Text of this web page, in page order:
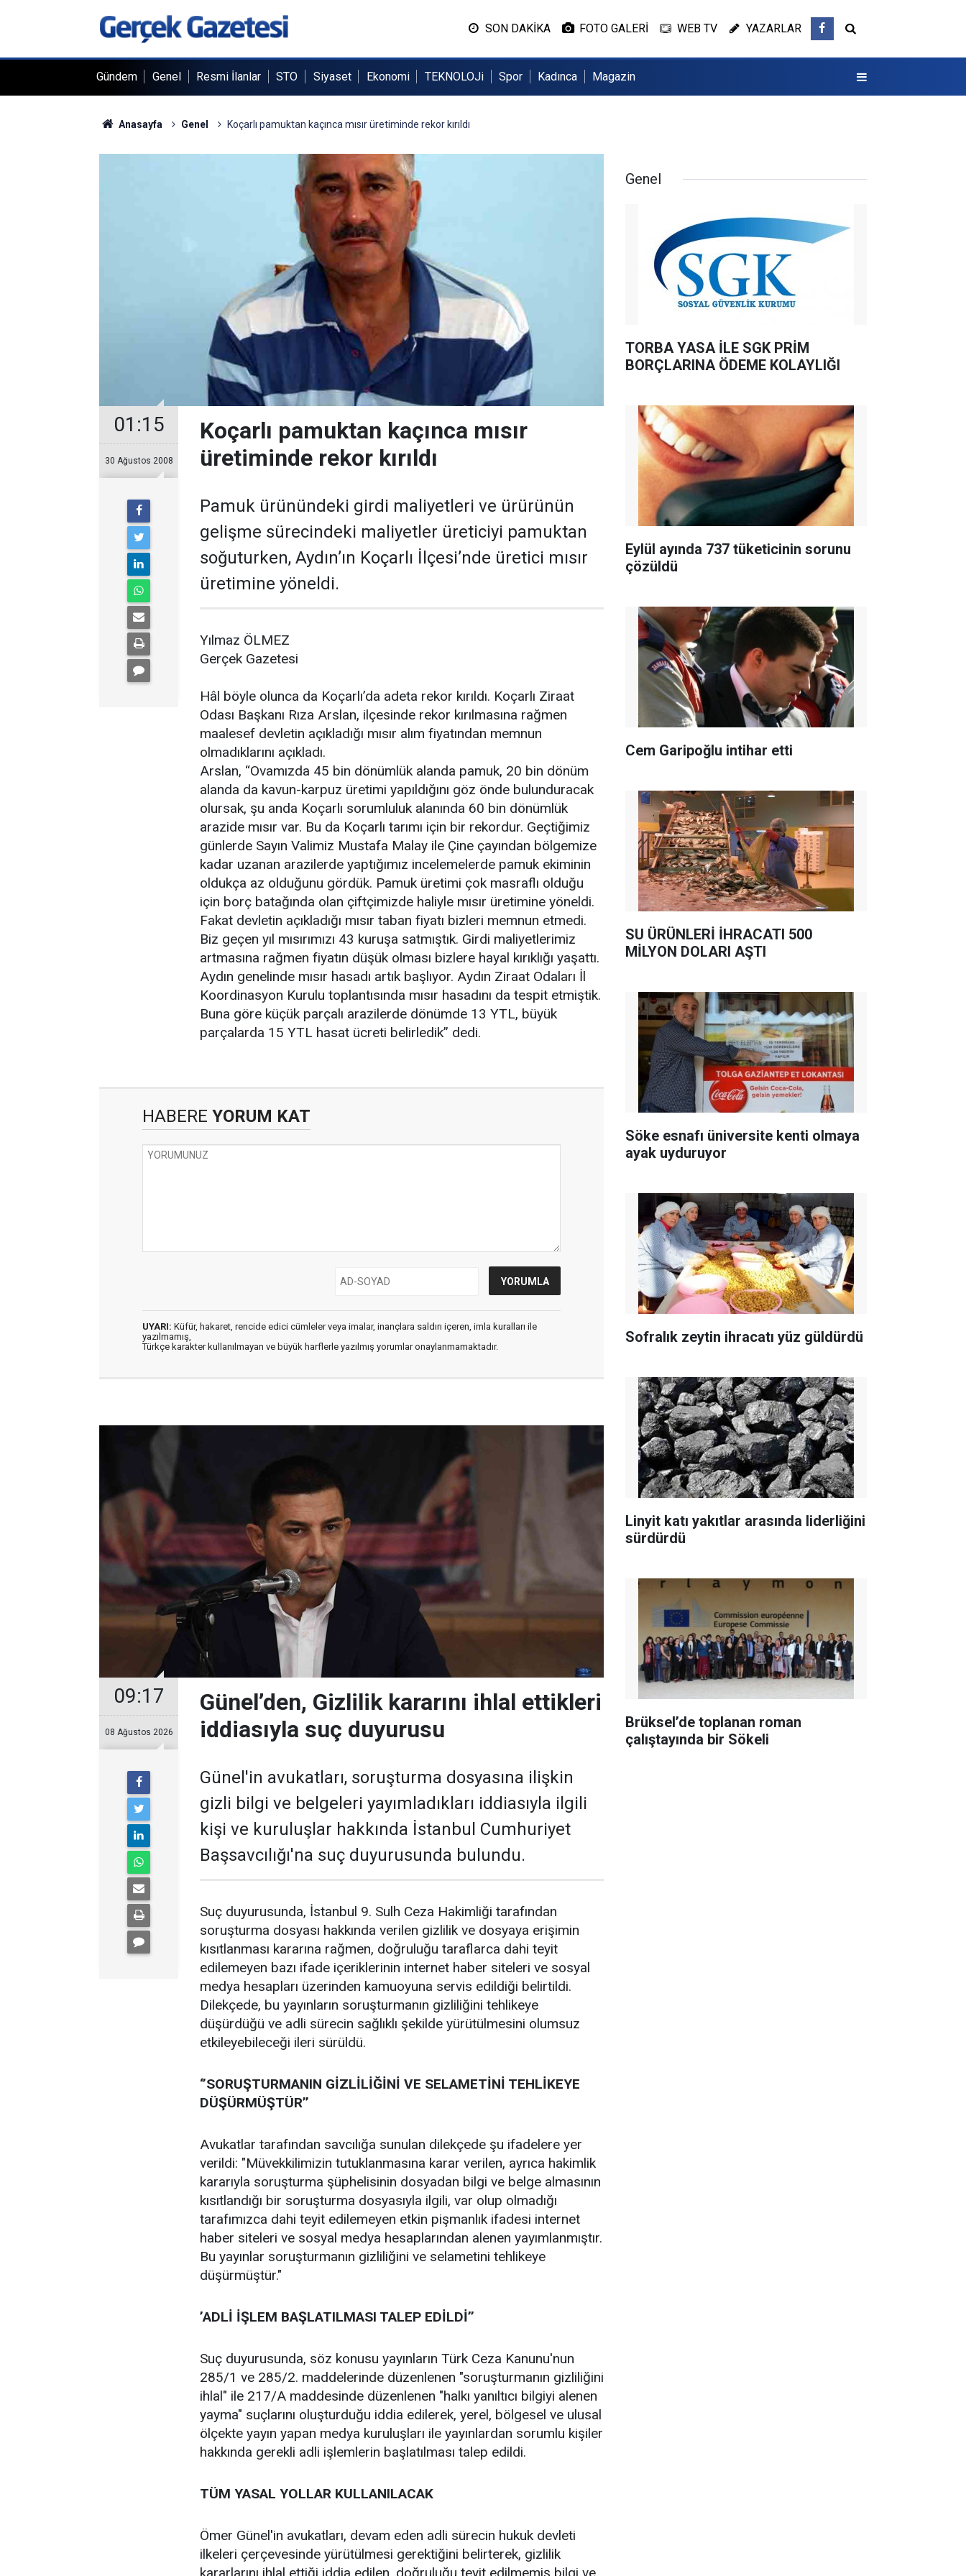
SON DAKİKA FOTO GALERİ WEB TV YAZARLAR
Gündem Genel Resmi İlanlar STO Siyaset Ekonomi TEKNOLOJi Spor Kadınca Magazin
Anasayfa Genel Koçarlı pamuktan kaçınca mısır üretiminde rekor kırıldı
01:15
30 Ağustos 2008
Koçarlı pamuktan kaçınca mısır
üretiminde rekor kırıldı
Pamuk ürünündeki girdi maliyetleri ve ürürünün
gelişme sürecindeki maliyetler üreticiyi pamuktan
soğuturken, Aydın’ın Koçarlı İlçesi’nde üretici mısır
üretimine yöneldi.
Yılmaz ÖLMEZ
Gerçek Gazetesi
Hâl böyle olunca da Koçarlı’da adeta rekor kırıldı. Koçarlı Ziraat
Odası Başkanı Rıza Arslan, ilçesinde rekor kırılmasına rağmen
maalesef devletin açıkladığı mısır alım fiyatından memnun
olmadıklarını açıkladı.
Arslan, “Ovamızda 45 bin dönümlük alanda pamuk, 20 bin dönüm
alanda da kavun-karpuz üretimi yapıldığını göz önde bulunduracak
olursak, şu anda Koçarlı sorumluluk alanında 60 bin dönümlük
arazide mısır var. Bu da Koçarlı tarımı için bir rekordur. Geçtiğimiz
günlerde Sayın Valimiz Mustafa Malay ile Çine çayından bölgemize
kadar uzanan arazilerde yaptığımız incelemelerde pamuk ekiminin
oldukça az olduğunu gördük. Pamuk üretimi çok masraflı olduğu
için borç batağında olan çiftçimizde haliyle mısır üretimine yöneldi.
Fakat devletin açıkladığı mısır taban fiyatı bizleri memnun etmedi.
Biz geçen yıl mısırımızı 43 kuruşa satmıştık. Girdi maliyetlerimiz
artmasına rağmen fiyatın düşük olması bizlere hayal kırıklığı yaşattı.
Aydın genelinde mısır hasadı artık başlıyor. Aydın Ziraat Odaları İl
Koordinasyon Kurulu toplantısında mısır hasadını da tespit etmiştik.
Buna göre küçük parçalı arazilerde dönümde 13 YTL, büyük
parçalarda 15 YTL hasat ücreti belirledik” dedi.
HABERE YORUM KAT
UYARI: Küfür, hakaret, rencide edici cümleler veya imalar, inançlara saldırı içeren, imla kuralları ile
yazılmamış,
Türkçe karakter kullanılmayan ve büyük harflerle yazılmış yorumlar onaylanmamaktadır.
09:17
08 Ağustos 2026
Günel’den, Gizlilik kararını ihlal ettikleri
iddiasıyla suç duyurusu
Günel'in avukatları, soruşturma dosyasına ilişkin
gizli bilgi ve belgeleri yayımladıkları iddiasıyla ilgili
kişi ve kuruluşlar hakkında İstanbul Cumhuriyet
Başsavcılığı'na suç duyurusunda bulundu.
Suç duyurusunda, İstanbul 9. Sulh Ceza Hakimliği tarafından
soruşturma dosyası hakkında verilen gizlilik ve dosyaya erişimin
kısıtlanması kararına rağmen, doğruluğu taraflarca dahi teyit
edilemeyen bazı ifade içeriklerinin internet haber siteleri ve sosyal
medya hesapları üzerinden kamuoyuna servis edildiği belirtildi.
Dilekçede, bu yayınların soruşturmanın gizliliğini tehlikeye
düşürdüğü ve adli sürecin sağlıklı şekilde yürütülmesini olumsuz
etkileyebileceği ileri sürüldü.
‘’SORUŞTURMANIN GİZLİLİĞİNİ VE SELAMETİNİ TEHLİKEYE
DÜŞÜRMÜŞTÜR’’
Avukatlar tarafından savcılığa sunulan dilekçede şu ifadelere yer
verildi: "Müvekkilimizin tutuklanmasına karar verilen, ayrıca hakimlik
kararıyla soruşturma şüphelisinin dosyadan bilgi ve belge almasının
kısıtlandığı bir soruşturma dosyasıyla ilgili, var olup olmadığı
tarafımızca dahi teyit edilemeyen etkin pişmanlık ifadesi internet
haber siteleri ve sosyal medya hesaplarından alenen yayımlanmıştır.
Bu yayınlar soruşturmanın gizliliğini ve selametini tehlikeye
düşürmüştür."
’ADLİ İŞLEM BAŞLATILMASI TALEP EDİLDİ’’
Suç duyurusunda, söz konusu yayınların Türk Ceza Kanunu'nun
285/1 ve 285/2. maddelerinde düzenlenen "soruşturmanın gizliliğini
ihlal" ile 217/A maddesinde düzenlenen "halkı yanıltıcı bilgiyi alenen
yayma" suçlarını oluşturduğu iddia edilerek, yerel, bölgesel ve ulusal
ölçekte yayın yapan medya kuruluşları ile yayınlardan sorumlu kişiler
hakkında gerekli adli işlemlerin başlatılması talep edildi.
TÜM YASAL YOLLAR KULLANILACAK
Ömer Günel'in avukatları, devam eden adli sürecin hukuk devleti
ilkeleri çerçevesinde yürütülmesi gerektiğini belirterek, gizlilik
Genel
TORBA YASA İLE SGK PRİM
BORÇLARINA ÖDEME KOLAYLIĞI
Eylül ayında 737 tüketicinin sorunu
çözüldü
Cem Garipoğlu intihar etti
SU ÜRÜNLERİ İHRACATI 500
MİLYON DOLARI AŞTI
Söke esnafı üniversite kenti olmaya
ayak uyduruyor
Sofralık zeytin ihracatı yüz güldürdü
Linyit katı yakıtlar arasında liderliğini
sürdürdü
Brüksel’de toplanan roman
çalıştayında bir Sökeli